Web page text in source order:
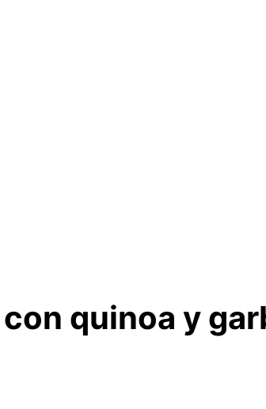
quinoa y